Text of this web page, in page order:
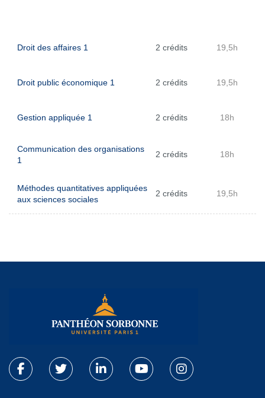
Droit des affaires 1 2 crédits 19,5h
Droit public économique 1 2 crédits 19,5h
Gestion appliquée 1 2 crédits 18h
Communication des organisations
1
2 crédits 18h
Méthodes quantitatives appliquées
aux sciences sociales
2 crédits 19,5h